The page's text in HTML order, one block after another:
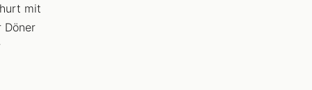
mit
Döner